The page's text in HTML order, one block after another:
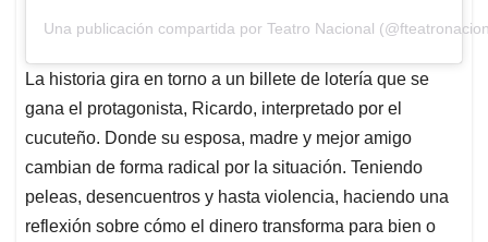
Una publicación compartida por Teatro Nacional
La historia gira en torno a un billete de lotería que se
gana el protagonista, Ricardo, interpretado por el
cucuteño. Donde su esposa, madre y mejor amigo
cambian de forma radical por la situación. Teniendo
peleas, desencuentros y hasta violencia, haciendo una
reflexión sobre cómo el dinero transforma para bien o